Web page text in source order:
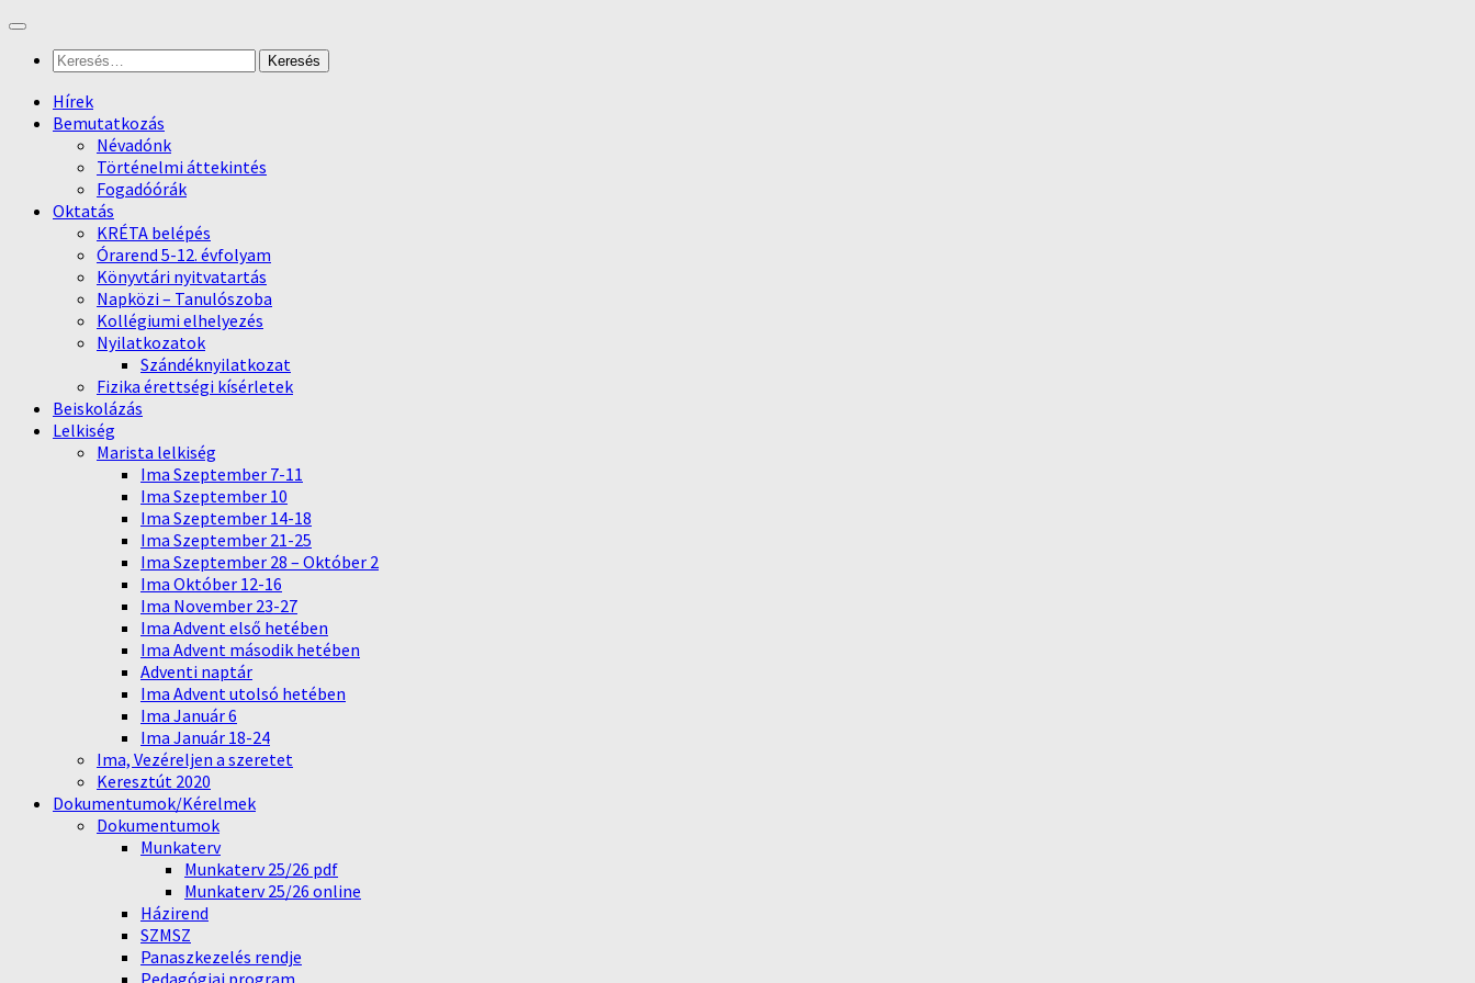
Skip
contentKeresés:
Hírek
Bemutatkozás
Névadónk
Történelmi áttekintés
Fogadóórák
Oktatás
KRÉTA belépés
Órarend 5-12. évfolyam
Könyvtári nyitvatartás
Napközi – Tanulószoba
Kollégiumi elhelyezés
Nyilatkozatok
Szándéknyilatkozat
Fizika érettségi kísérletek
Beiskolázás
Lelkiség
Marista lelkiség
Ima Szeptember 7-11
Ima Szeptember 10
Ima Szeptember 14-18
Ima Szeptember 21-25
Ima Szeptember 28 – Október 2
Ima Október 12-16
Ima November 23-27
Ima Advent első hetében
Ima Advent második hetében
Adventi naptár
Ima Advent utolsó hetében
Ima Január 6
Ima Január 18-24
Ima, Vezéreljen a szeretet
Keresztút 2020
Dokumentumok/Kérelmek
Dokumentumok
Munkaterv
Munkaterv 25/26 pdf
Munkaterv 25/26 online
Házirend
SZMSZ
Panaszkezelés rendje
Pedagógiai program